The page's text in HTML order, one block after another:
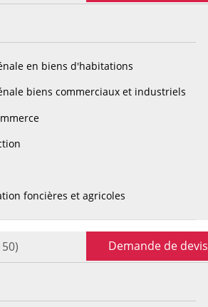
en biens d'habitations
biens commerciaux et industriels
foncières et agricoles
Demande de devis